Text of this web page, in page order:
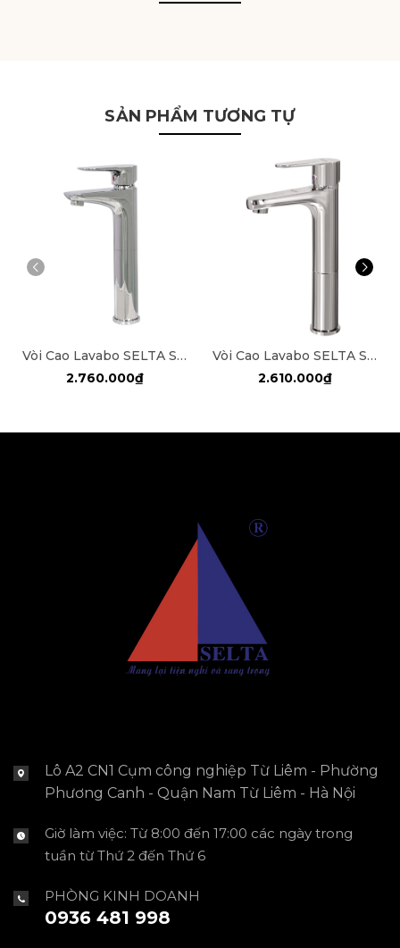
SẢN PHẨM TƯƠNG TỰ
Vòi Cao Lavabo SELTA SL-4018
2.760.000₫
Vòi Cao Lavabo SELTA SL-4024
2.610.000₫
Lô A2 CN1 Cụm công nghiệp Từ Liêm - Phường
Phương Canh - Quận Nam Từ Liêm - Hà Nội
Giờ làm việc: Từ 8:00 đến 17:00 các ngày trong
tuần từ Thứ 2 đến Thứ 6
PHÒNG KINH DOANH
0936 481 998